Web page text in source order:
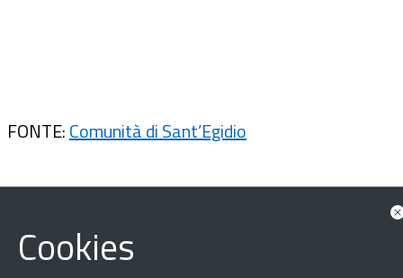
FONTE:Comunità di Sant’Egidio
Cookies